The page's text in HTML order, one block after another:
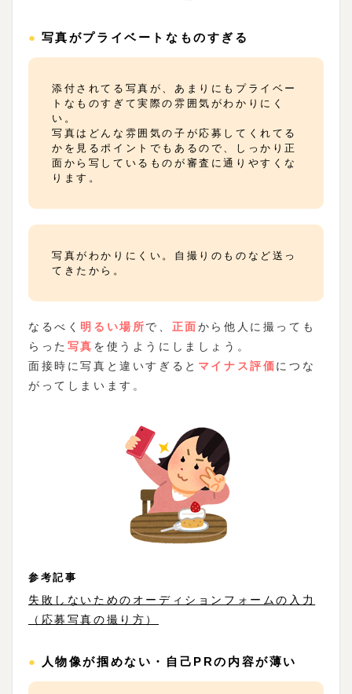
●写真がプライベートなものすぎる
添付されてる写真が、あまりにもプライベー
トなものすぎて実際の雰囲気がわかりにく
い。
写真はどんな雰囲気の子が応募してくれてる
かを見るポイントでもあるので、しっかり正
面から写しているものが審査に通りやすくな
ります。
写真がわかりにくい。自撮りのものなど送っ
てきたから。
なるべく 明るい場所で、 正面から他人に撮っても
らった 写真 を使うようにしましょう。
面接時に写真と違いすぎると マイナス評価につな
がってしまいます。
参考記事
失敗しないためのオーディションフォームの入力
（応募写真の撮り方）
●人物像が掴めない・自己PRの内容が薄い